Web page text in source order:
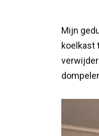
Mijn
koelkast